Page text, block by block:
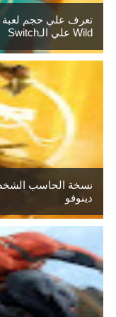
Wild علي الـSwitch
دينوفو